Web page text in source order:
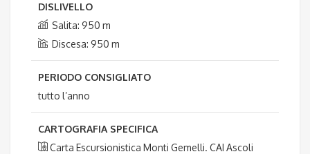
DISLIVELLO
Salita: 950 m
Discesa: 950 m
PERIODO CONSIGLIATO
tutto l’anno
CARTOGRAFIA SPECIFICA
Carta Escursionistica Monti Gemelli. CAI Ascoli